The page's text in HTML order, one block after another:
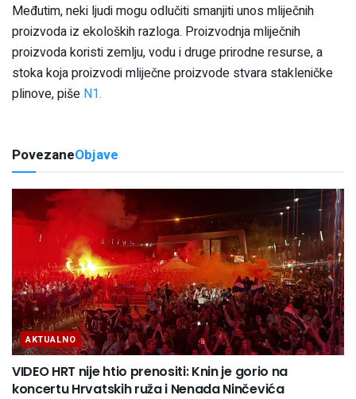
Međutim, neki ljudi mogu odlučiti smanjiti unos mliječnih
proizvoda iz ekoloških razloga. Proizvodnja mliječnih
proizvoda koristi zemlju, vodu i druge prirodne resurse, a
stoka koja proizvodi mliječne proizvode stvara stakleničke
plinove, piše N1.
PovezaneObjave
AKTUALNO
VIDEO HRT nije htio prenositi: Knin je gorio na
koncertu Hrvatskih ruža i Nenada Ninčevića